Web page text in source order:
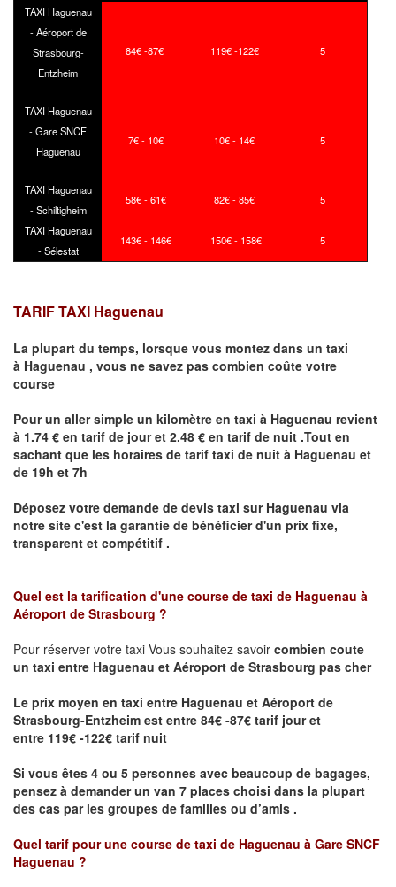
TAXI Haguenau
- Aéroport de
Strasbourg-
Entzheim
84€ -87€ 119€ -122€ 5
TAXI Haguenau
- Gare SNCF
Haguenau
7€ - 10€ 10€ - 14€ 5
TAXI Haguenau
- Schiltigheim
58€ - 61€ 82€ - 85€ 5
TAXI Haguenau
- Sélestat
143€ - 146€ 150€ - 158€ 5
TARIF TAXI Haguenau
La plupart du temps, lorsque vous montez dans un taxi
à Haguenau , vous ne savez pas combien coûte votre
course
Pour un aller simple un kilomètre en taxi à Haguenau revient
à 1.74 € en tarif de jour et 2.48 € en tarif de nuit .Tout en
sachant que les horaires de tarif taxi de nuit à Haguenau et
de 19h et 7h
Déposez votre demande de devis taxi sur Haguenau via
notre site c'est la garantie de bénéficier d'un prix fixe,
transparent et compétitif .
Quel est la tarification d'une course de taxi de Haguenau à
Aéroport de Strasbourg ?
Pour réserver votre taxi Vous souhaitez savoir combien coute
un taxi entre Haguenau et Aéroport de Strasbourg pas cher
Le prix moyen en taxi entre Haguenau et Aéroport de
Strasbourg-Entzheim est entre 84€ -87€ tarif jour et
entre 119€ -122€ tarif nuit
Si vous êtes 4 ou 5 personnes avec beaucoup de bagages,
pensez à demander un van 7 places choisi dans la plupart
des cas par les groupes de familles ou d’amis .
Quel tarif pour une course de taxi de Haguenau à Gare SNCF
Haguenau ?